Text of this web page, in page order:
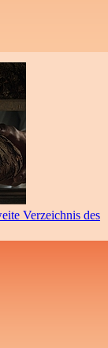
Verzeichnis des